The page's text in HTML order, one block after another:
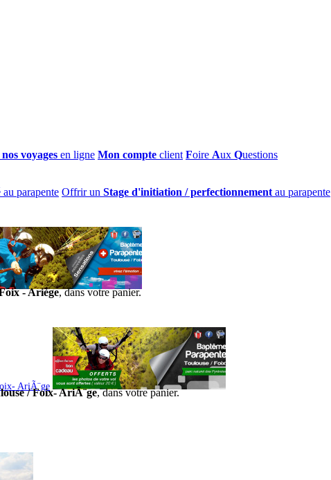
voyages en ligne Mon compte client Foire Aux Questions
au parapente Offrir un Stage d'initiation / perfectionnement au parapente
- Ariège, dans votre panier.
AriÃ¨ge
/ Foix- AriÃ¨ge, dans votre panier.